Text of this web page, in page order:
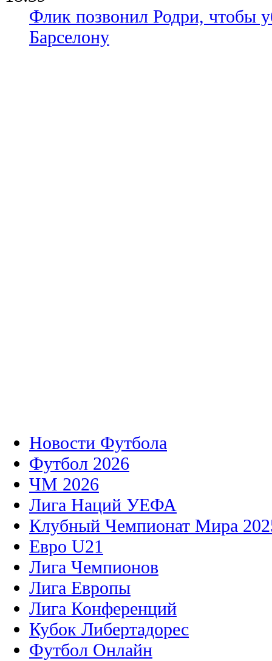
Флик позвонил Родри, чтобы
Барселону
Новости Футбола
Футбол 2026
ЧМ 2026
Лига Наций УЕФА
Клубный Чемпионат Мира
Евро U21
Лига Чемпионов
Лига Европы
Лига Конференций
Кубок Либертадорес
Футбол Онлайн